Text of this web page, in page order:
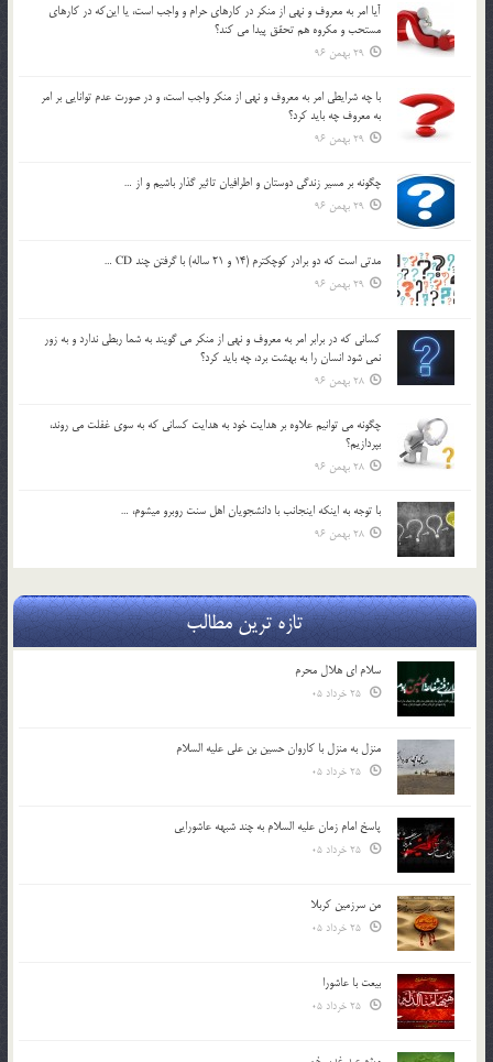
آيا امر به معروف و نهي از منكر در كارهاي حرام و واجب است، يا اين‌كه در كارهاي
مستحب و مكروه هم تحقق پيدا مي كند؟
29 بهمن 96
با چه شرايطي امر به معروف و نهي از منکر واجب است، و در صورت عدم توانايي بر امر
به معروف چه بايد کرد؟
29 بهمن 96
چگونه بر مسير زندگي دوستان و اطرافيان تاثير گذار باشيم و از …
29 بهمن 96
مدتي است كه دو برادر كوچكترم (14 و 21 ساله) با گرفتن چند CD …
29 بهمن 96
كساني كه در برابر امر به معروف و نهي از منكر مي گويند به شما ربطي ندارد و به زور
نمي شود انسان را به بهشت برد، چه بايد كرد؟
28 بهمن 96
چگونه مي توانيم علاوه بر هدايت خود به هدايت كساني كه به سوي غفلت مي روند،
بپردازيم؟
28 بهمن 96
با توجه به اينكه اينجانب با دانشجويان اهل سنت روبرو مي‎شوم، …
28 بهمن 96
تازه ترین مطالب
سلام ای هلال محرم
منزل به منزل با کاروان حسین بن علی علیه السلام
پاسخ امام زمان علیه السلام به چند شبهه عاشورایی
من سرزمین کربلا
بیعت با عاشورا